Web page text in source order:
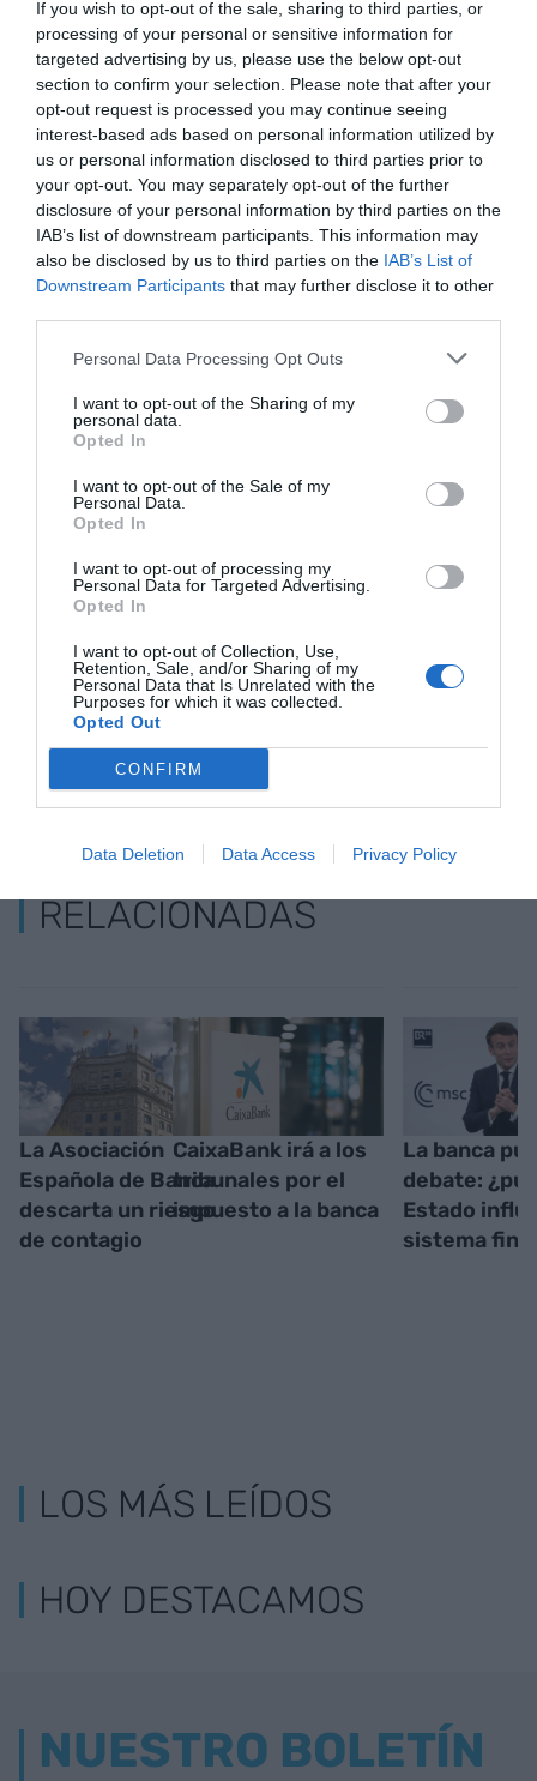
If you wish to opt-out of the sale, sharing to third parties, or
processing of your personal or sensitive information for
targeted advertising by us, please use the below opt-out
section to confirm your selection. Please note that after your
opt-out request is processed you may continue seeing
interest-based ads based on personal information utilized by
us or personal information disclosed to third parties prior to
your opt-out. You may separately opt-out of the further
disclosure of your personal information by third parties on the
IAB’s list of downstream participants. This information may
also be disclosed by us to third parties on the IAB’s List of
Downstream Participants that may further disclose it to other
Personal Data Processing Opt Outs
I want to opt-out of the Sharing of my
personal data.
Opted In
I want to opt-out of the Sale of my
Personal Data.
Opted In
I want to opt-out of processing my
Personal Data for Targeted Advertising.
Opted In
I want to opt-out of Collection, Use,
Retention, Sale, and/or Sharing of my
Personal Data that Is Unrelated with the
Purposes for which it was collected.
Opted Out
CONFIRM
Data Deletion Data Access Privacy Policy
"En un contexto económico tan incierto, todos
nos hemos vuelto muy exigentes con los servicios
y productos que contratamos, y los servicios
bancarios no son una excepción" ha apuntado
Mónica Correia, CEO de Nickel España, quien
también ha añadido que "es evidente que la
población catalana reclama lo mejor de dos
mundos: el digital y el presencial".
Correia: "Es evidente que la
población catalana reclama
lo mejor de dos mundos: el
digital y el presencial"
AñadirVIA Empresacomo fuente preferida
de Google de forma gratuita
Mantente informado con las últimas noticias de
ACTIVAR AHORA
RELACIONADAS
La Asociación
Española de Banca
descarta un riesgo
de contagio
CaixaBank irá a los
tribunales por el
impuesto a la banca
La banca
debate:
Estado
sistema
LOS MÁS LEÍDOS
HOY DESTACAMOS
NUESTRO BOLETÍN